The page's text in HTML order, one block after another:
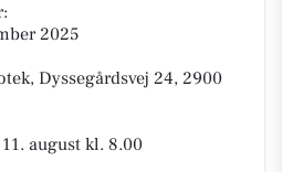
2025
Dyssegårdsvej 24, 2900
august kl. 8.00